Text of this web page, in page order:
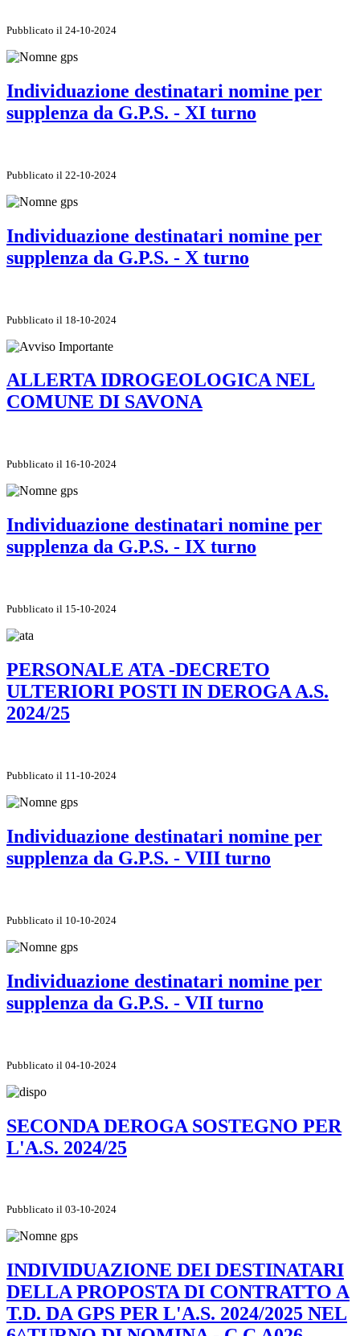
Pubblicato il 24-10-2024
Individuazione destinatari nomine per
supplenza da G.P.S. - XI turno
Pubblicato il 22-10-2024
Individuazione destinatari nomine per
supplenza da G.P.S. - X turno
Pubblicato il 18-10-2024
ALLERTA IDROGEOLOGICA NEL
COMUNE DI SAVONA
Pubblicato il 16-10-2024
Individuazione destinatari nomine per
supplenza da G.P.S. - IX turno
Pubblicato il 15-10-2024
PERSONALE ATA -DECRETO
ULTERIORI POSTI IN DEROGA A.S.
2024/25
Pubblicato il 11-10-2024
Individuazione destinatari nomine per
supplenza da G.P.S. - VIII turno
Pubblicato il 10-10-2024
Individuazione destinatari nomine per
supplenza da G.P.S. - VII turno
Pubblicato il 04-10-2024
SECONDA DEROGA SOSTEGNO PER
L'A.S. 2024/25
Pubblicato il 03-10-2024
INDIVIDUAZIONE DEI DESTINATARI
DELLA PROPOSTA DI CONTRATTO A
T.D. DA GPS PER L'A.S. 2024/2025 NEL